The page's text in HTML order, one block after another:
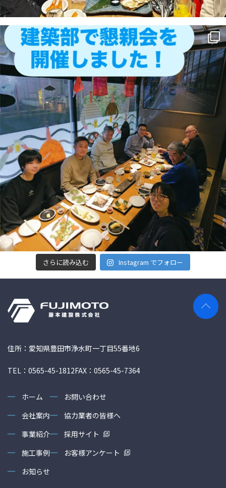
さらに読み込む Instagram でフォロー
住所：愛知県豊田市浄水町一丁目55番地6
TEL：0565-45-1812FAX：0565-45-7364
ホーム
会社案内
事業紹介
施工事例
お知らせ
お問い合わせ
協力業者の皆様へ
採用サイト
お客様アンケート